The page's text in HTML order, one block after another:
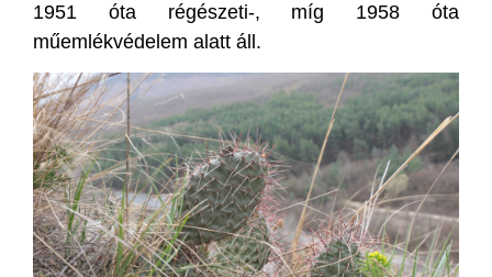
1951 óta régészeti-, míg 1958 óta
műemlékvédelem alatt áll.